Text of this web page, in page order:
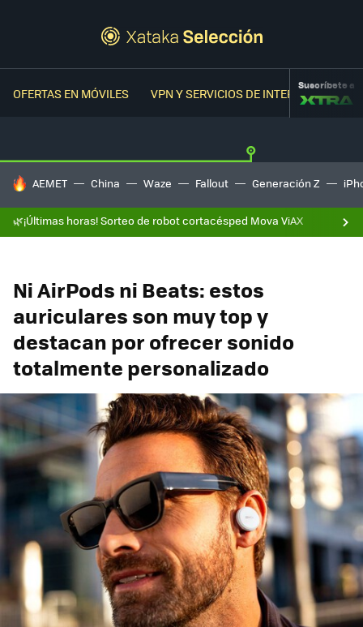
OFERTAS EN MÓVILES VPN Y SERVICIOS DE INTERNETSuscríbete a
HOY SE HABLA DE
AEMET China Waze Fallout Generación Z
🌿¡Últimas horas! Sorteo de robot cortacésped Mova ViAX
Ni AirPods ni Beats: estos
auriculares son muy top y
destacan por ofrecer sonido
totalmente personalizado